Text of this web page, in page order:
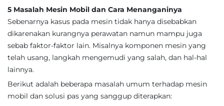
5 Masalah Mesin Mobil dan Cara Menanganinya
Sebenarnya kasus pada mesin tidak hanya disebabkan
dikarenakan kurangnya perawatan namun mampu juga
sebab faktor-faktor lain. Misalnya komponen mesin yang
telah usang, langkah mengemudi yang salah, dan hal-hal
lainnya.
Berikut adalah beberapa masalah umum terhadap mesin
mobil dan solusi pas yang sanggup diterapkan: